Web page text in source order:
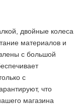
двойные колеса
материалов и
с большой
с
что
магазина